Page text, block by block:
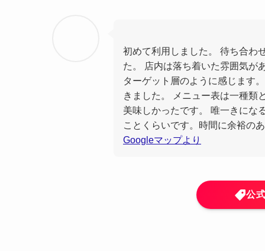
初めて利用しました。 待ち合わ
た。 店内は落ち着いた雰囲気が
ターゲット層のように感じます
きました。 メニュー表は一種類
美味しかったです。 唯一きにな
ことくらいです。時間に余裕の
Googleマップより
公